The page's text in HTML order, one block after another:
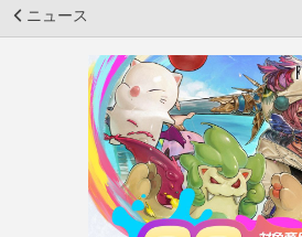
ニュース